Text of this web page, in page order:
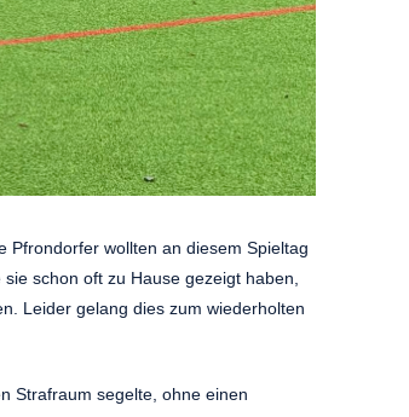
Pfrondorfer wollten an diesem Spieltag
schon oft zu Hause gezeigt haben,
Leider gelang dies zum wiederholten
Strafraum segelte, ohne einen